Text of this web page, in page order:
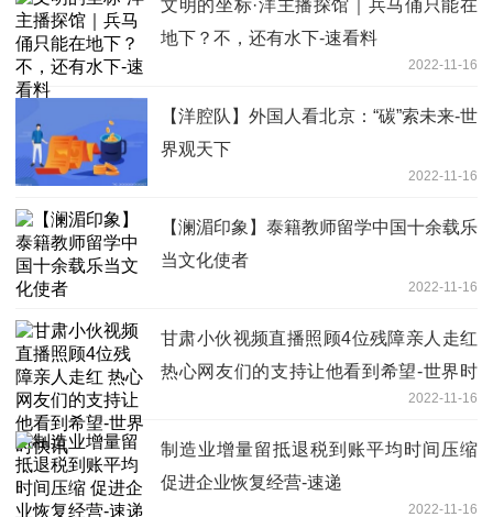
文明的坐标·洋主播探馆｜兵马俑只能在
地下？不，还有水下-速看料
2022-11-16
【洋腔队】外国人看北京：“碳”索未来-世
界观天下
2022-11-16
【澜湄印象】泰籍教师留学中国十余载乐
当文化使者
2022-11-16
甘肃小伙视频直播照顾4位残障亲人走红
热心网友们的支持让他看到希望-世界时
2022-11-16
制造业增量留抵退税到账平均时间压缩
促进企业恢复经营-速递
2022-11-16